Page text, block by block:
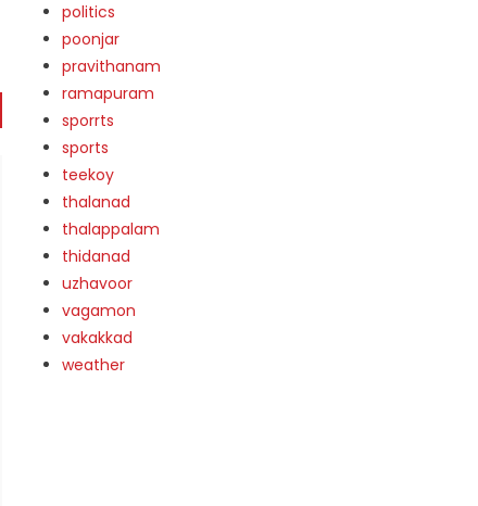
politics
poonjar
pravithanam
ramapuram
sporrts
sports
teekoy
thalanad
thalappalam
thidanad
uzhavoor
vagamon
vakakkad
weather